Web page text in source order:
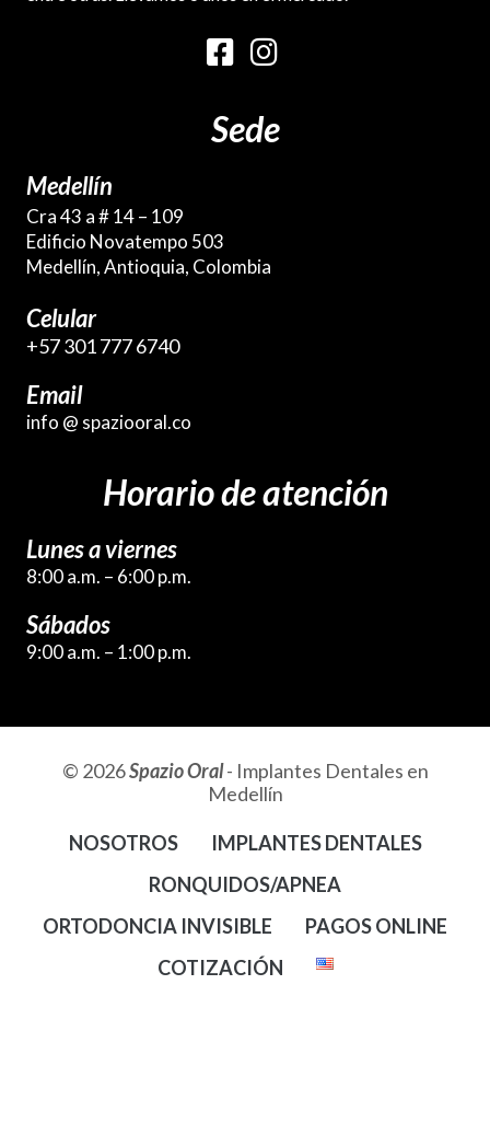
Sede
Medellín
Cra 43 a # 14 – 109
Edificio Novatempo 503
Medellín, Antioquia, Colombia
Celular
+57 301 777 6740
Email
info @ spaziooral.co
Horario de atención
Lunes a viernes
8:00 a.m. – 6:00 p.m.
Sábados
9:00 a.m. – 1:00 p.m.
© 2026Spazio Oral- Implantes Dentales en
Medellín
NOSOTROS
IMPLANTES DENTALES
RONQUIDOS/APNEA
ORTODONCIA INVISIBLE
PAGOS ONLINE
COTIZACIÓN